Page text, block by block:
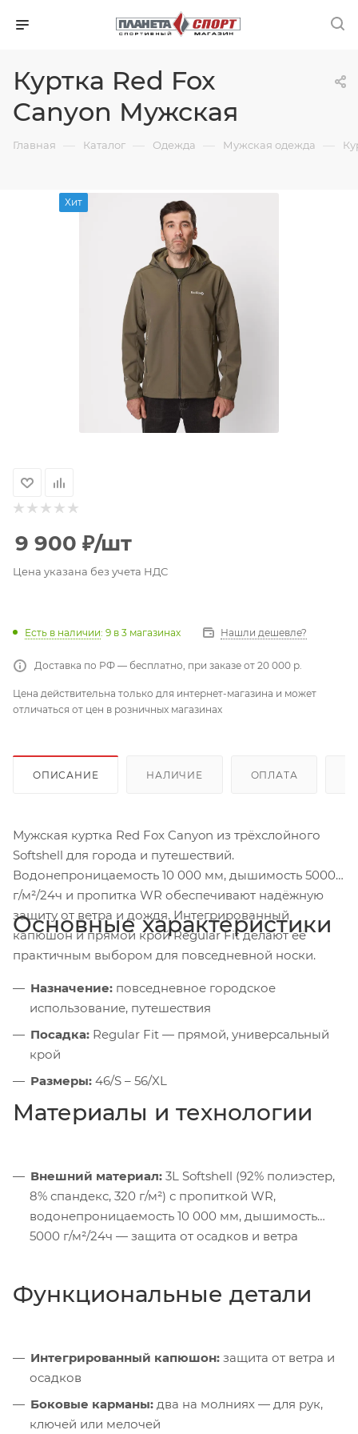
Куртка Red Fox
Canyon Мужская
Главная — Каталог — Одежда — Мужская одежда —
Хит
9 900 ₽/шт
Цена указана без учета НДС
Есть в наличии: 9 в 3 магазинах Нашли дешевле?
Доставка по РФ — бесплатно, при заказе от 20 000 р.
Цена действительна только для интернет-магазина и может
отличаться от цен в розничных магазинах
ОПИСАНИЕ НАЛИЧИЕ ОПЛАТА
Мужская куртка Red Fox Canyon из трёхслойного
Softshell для города и путешествий.
Водонепроницаемость 10 000 мм, дышимость 5000
г/м²/24ч и пропитка WR обеспечивают надёжную
защиту от ветра и дождя. Интегрированный
капюшон и прямой крой Regular Fit делают её
практичным выбором для повседневной носки.
Основные характеристики
Назначение: повседневное городское
использование, путешествия
Посадка: Regular Fit — прямой, универсальный
крой
Размеры: 46/S – 56/XL
Материалы и технологии
Внешний материал: 3L Softshell (92% полиэстер,
8% спандекс, 320 г/м²) с пропиткой WR,
водонепроницаемость 10 000 мм, дышимость
5000 г/м²/24ч — защита от осадков и ветра
Функциональные детали
Интегрированный капюшон: защита от ветра и
осадков
Боковые карманы: два на молниях — для рук,
ключей или мелочей